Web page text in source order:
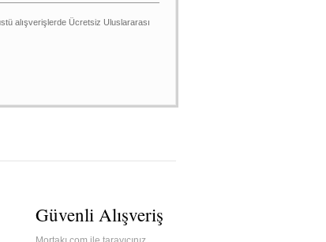
alışverişlerde Ücretsiz Uluslararası
Güvenli Alışveriş